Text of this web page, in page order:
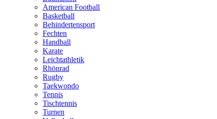
American Football
Basketball
Behindertensport
Fechten
Handball
Karate
Leichtathletik
Rhönrad
Rugby
Taekwondo
Tennis
Tischtennis
Turnen